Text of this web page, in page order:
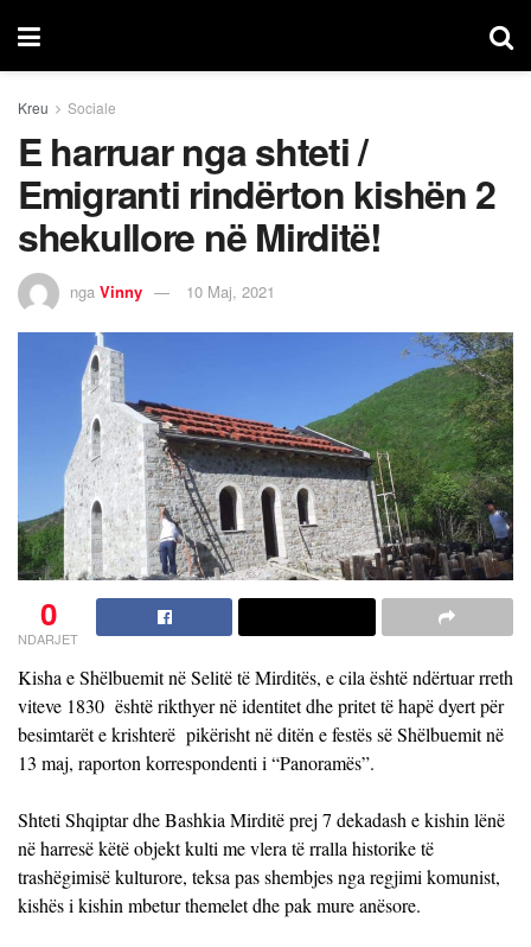
Kreu Sociale
E harruar nga shteti /
Emigranti rindërton kishën 2
shekullore në Mirditë!
nga Vinny 10 Maj, 2021
0
NDARJET
Kisha e Shëlbuemit në Selitë të Mirditës, e cila është ndërtuar rreth
viteve 1830 është rikthyer në identitet dhe pritet të hapë dyert për
besimtarët e krishterë pikërisht në ditën e festës së Shëlbuemit në
13 maj, raporton korrespondenti i “Panoramës”.
Shteti Shqiptar dhe Bashkia Mirditë prej 7 dekadash e kishin lënë
në harresë këtë objekt kulti me vlera të rralla historike të
trashëgimisë kulturore, teksa pas shembjes nga regjimi komunist,
kishës i kishin mbetur themelet dhe pak mure anësore.